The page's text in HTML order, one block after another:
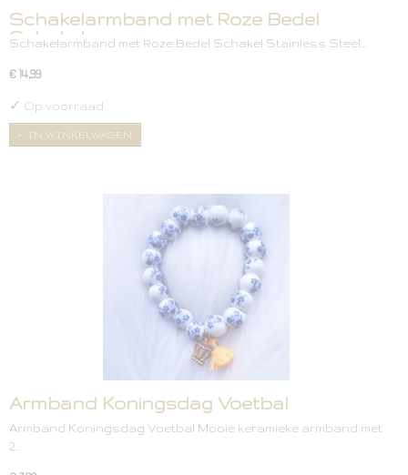
Schakelarmband met Roze Bedel
Schakel
Schakelarmband met Roze Bedel Schakel Stainless Steel…
€ 14,99
✓ Op voorraad
IN WINKELWAGEN
Armband Koningsdag Voetbal
Armband Koningsdag Voetbal Mooie keramieke armband met
2…